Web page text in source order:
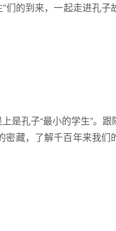
的到来，一起走进孔子
是孔子“最小的学生”。
密藏，了解千百年来我